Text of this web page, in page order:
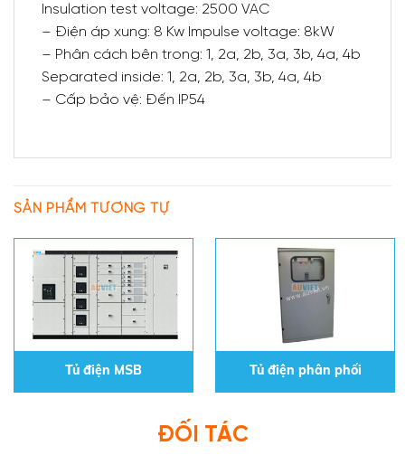
Insulation test voltage: 2500 VAC
– Điện áp xung: 8 Kw Impulse voltage: 8kW
– Phân cách bên trong: 1, 2a, 2b, 3a, 3b, 4a, 4b
Separated inside: 1, 2a, 2b, 3a, 3b, 4a, 4b
– Cấp bảo vệ: Đến IP54
SẢN PHẨM TƯƠNG TỰ
Tủ điện MSB Tủ điện phân phối
ĐỐI TÁC